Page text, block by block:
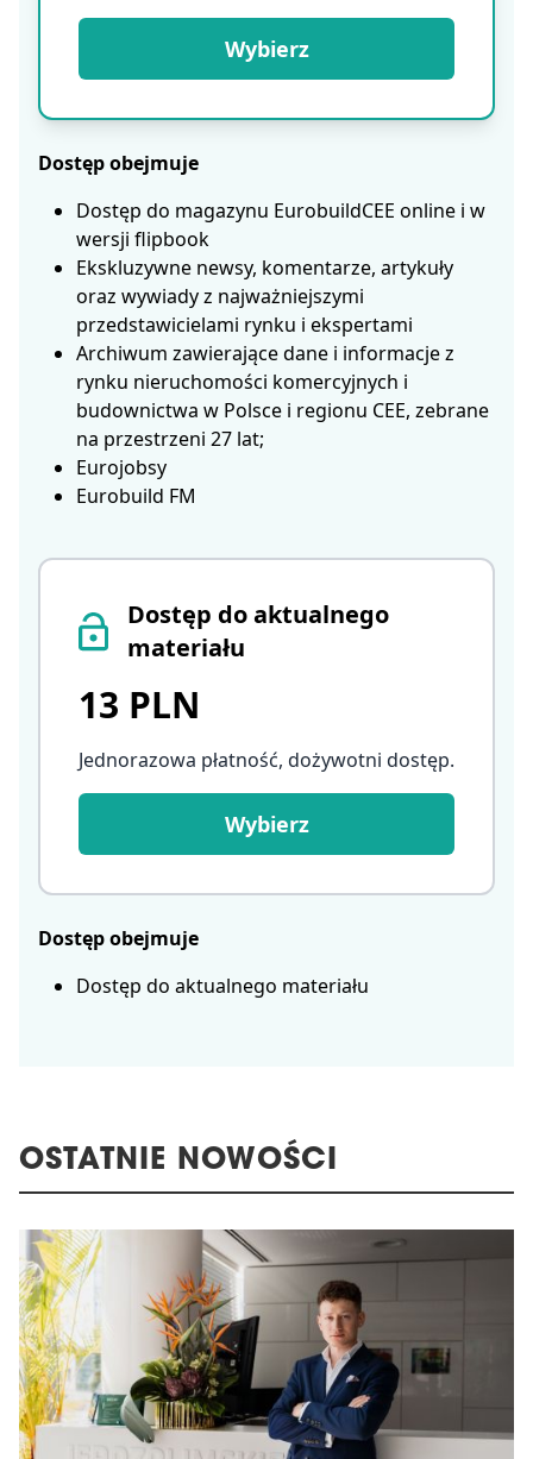
Dostęp do aktualnego
materiału
13 PLN
Jednorazowa płatność, dożywotni dostęp.
Wybierz
Dostęp obejmuje
Dostęp do aktualnego materiału
Wybierz
Dostęp obejmuje
Dostęp do magazynu EurobuildCEE online i w
wersji flipbook
Ekskluzywne newsy, komentarze, artykuły
oraz wywiady z najważniejszymi
przedstawicielami rynku i ekspertami
Archiwum zawierające dane i informacje z
rynku nieruchomości komercyjnych i
budownictwa w Polsce i regionu CEE, zebrane
na przestrzeni 27 lat;
Eurojobsy
Eurobuild FM
OSTATNIE NOWOŚCI